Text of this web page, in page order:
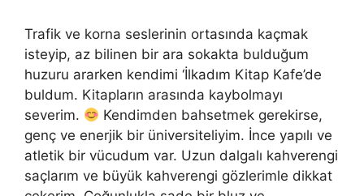
Trafik ve korna seslerinin ortasında kaçmak
isteyip, az bilinen bir ara sokakta bulduğum
huzuru ararken kendimi ‘İlkadım Kitap Kafe’de
buldum. Kitapların arasında kaybolmayı
severim.
Kendimden bahsetmek gerekirse,
genç ve enerjik bir üniversiteliyim. İnce yapılı ve
atletik bir vücudum var. Uzun dalgalı kahverengi
saçlarım ve büyük kahverengi gözlerimle dikkat